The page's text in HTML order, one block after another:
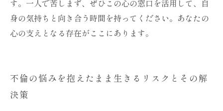
す。一人で苦しまず、ぜひこの心の窓口を活用して、自
身の気持ちと向き合う時間を持ってください。あなたの
心の支えとなる存在がここにあります。
不倫の悩みを抱えたまま生きるリスクとその解
決策